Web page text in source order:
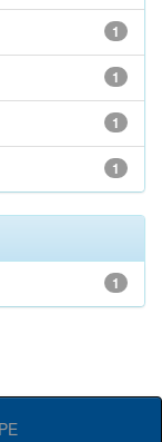
1
1
1
1
1